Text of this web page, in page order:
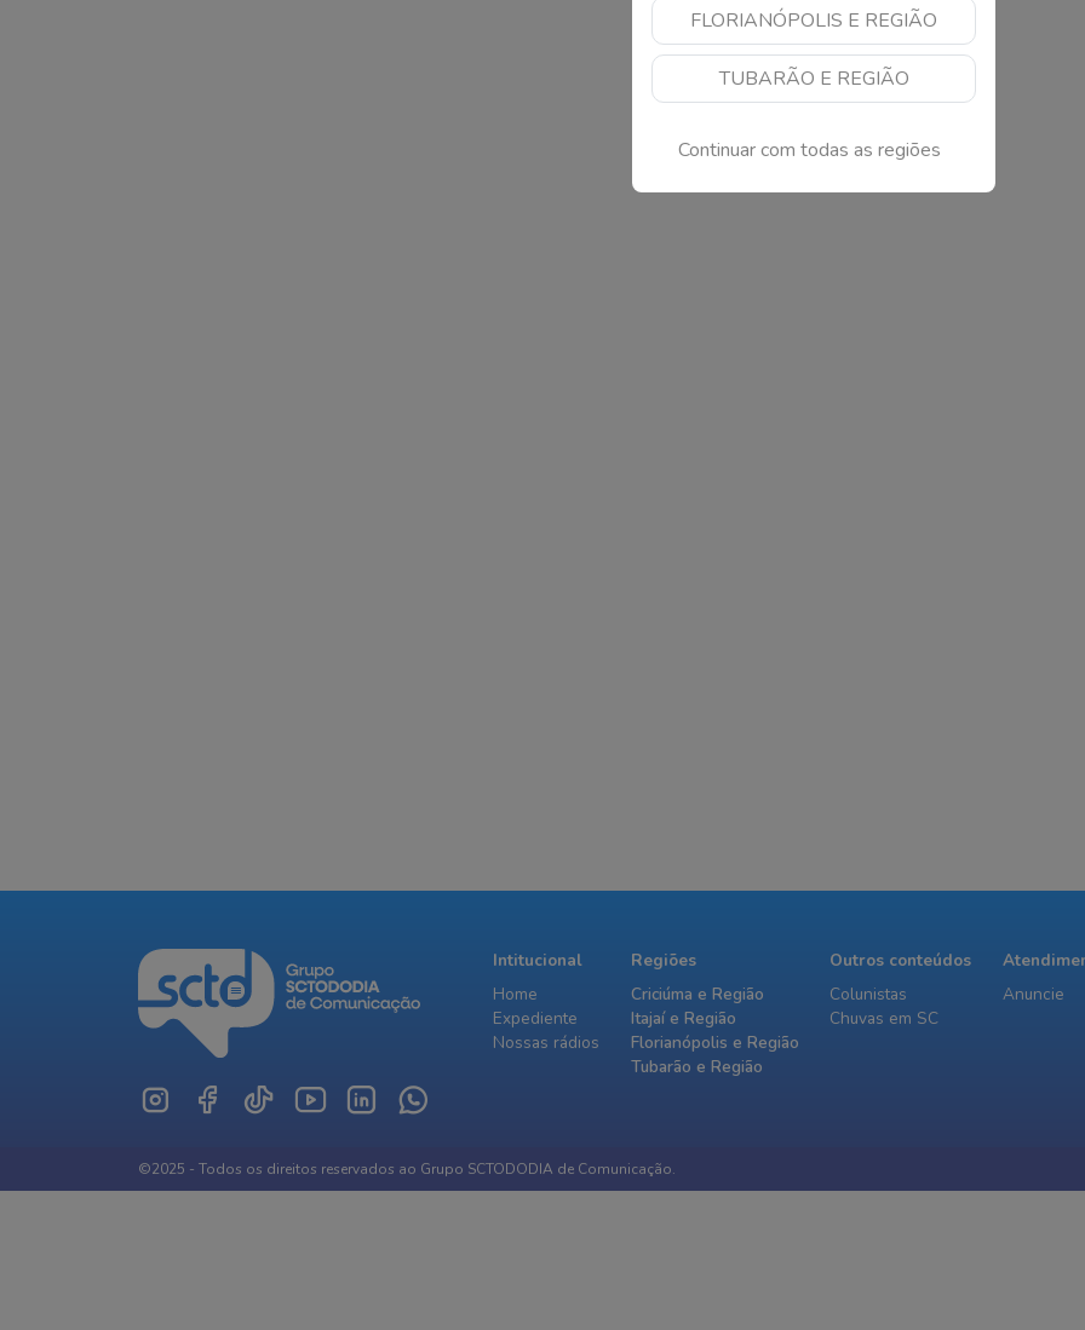
FLORIANÓPOLIS E REGIÃO
TUBARÃO E REGIÃO
Continuar com todas as regiões
Intitucional
Home
Expediente
Nossas rádios
Regiões
Criciúma e Região
Itajaí e Região
Florianópolis e Região
Tubarão e Região
Outros conteúdos
Colunistas
Chuvas em SC
Anuncie
©2025 - Todos os direitos reservados ao Grupo SCTODODIA de Comunicação.